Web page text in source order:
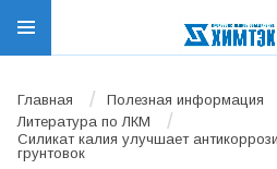
Главная / Полезная информация
Литература по ЛКМ /
Силикат калия улучшает
грунтовок